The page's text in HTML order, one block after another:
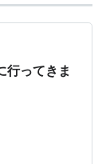
ってきま